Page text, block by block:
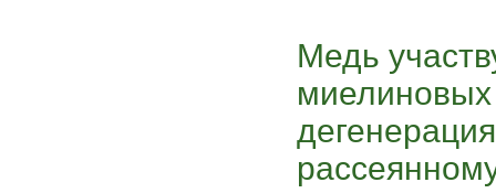
Медь
миелиновых